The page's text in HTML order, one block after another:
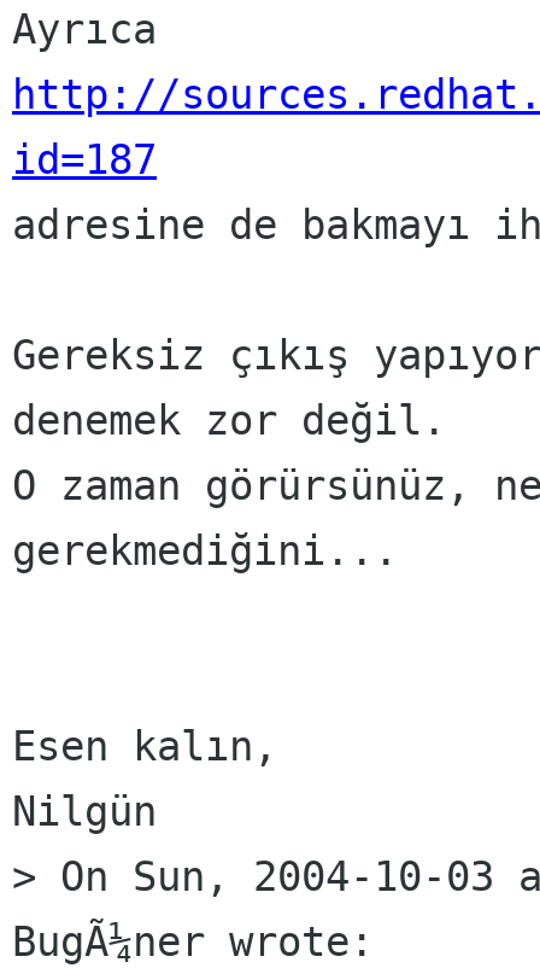
http://
id=187
adresine de bakmayı
Gereksiz çıkış
denemek zor değil.
O zaman görürsünüz,
gerekmediğini...
Esen kalın,
Nilgün
> On Sun, 2004-10-03
BugÃ¼ner wrote: